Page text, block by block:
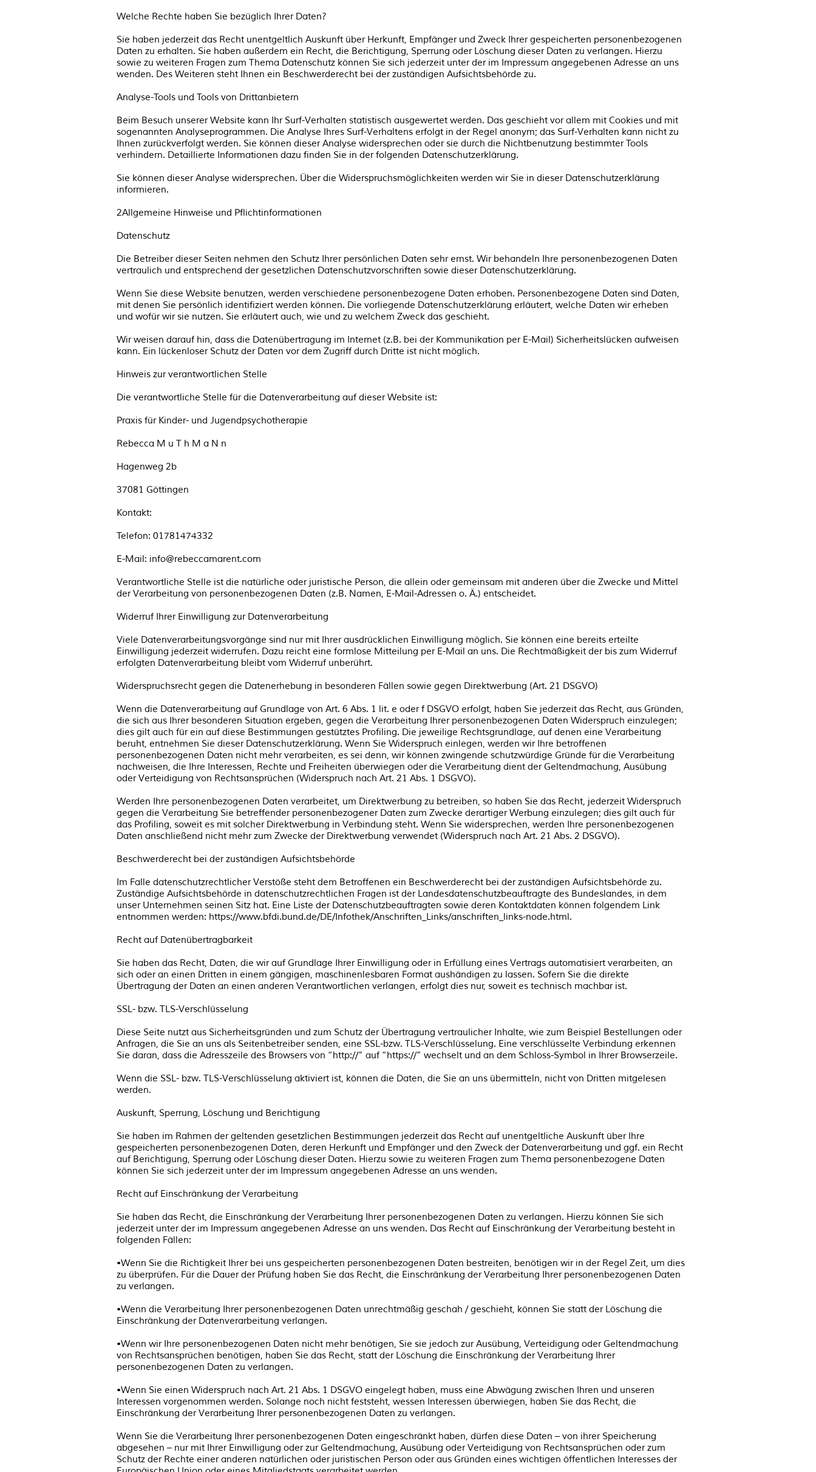
Welche Rechte haben Sie bezüglich Ihrer Daten?
Sie haben jederzeit das Recht unentgeltlich Auskunft über Herkunft, Empfänger und Zweck Ihrer gespeicherten personenbezogenen
Daten zu erhalten. Sie haben außerdem ein Recht, die Berichtigung, Sperrung oder Löschung dieser Daten zu verlangen. Hierzu
sowie zu weiteren Fragen zum Thema Datenschutz können Sie sich jederzeit unter der im Impressum angegebenen Adresse an uns
wenden. Des Weiteren steht Ihnen ein Beschwerderecht bei der zuständigen Aufsichtsbehörde zu.
Analyse-Tools und Tools von Drittanbietern
Beim Besuch unserer Website kann Ihr Surf-Verhalten statistisch ausgewertet werden. Das geschieht vor allem mit Cookies und mit
sogenannten Analyseprogrammen. Die Analyse Ihres Surf-Verhaltens erfolgt in der Regel anonym; das Surf-Verhalten kann nicht zu
Ihnen zurückverfolgt werden. Sie können dieser Analyse widersprechen oder sie durch die Nichtbenutzung bestimmter Tools
verhindern. Detaillierte Informationen dazu finden Sie in der folgenden Datenschutzerklärung.
Sie können dieser Analyse widersprechen. Über die Widerspruchsmöglichkeiten werden wir Sie in dieser Datenschutzerklärung
informieren.
2Allgemeine Hinweise und Pflichtinformationen
Datenschutz
Die Betreiber dieser Seiten nehmen den Schutz Ihrer persönlichen Daten sehr ernst. Wir behandeln Ihre personenbezogenen Daten
vertraulich und entsprechend der gesetzlichen Datenschutzvorschriften sowie dieser Datenschutzerklärung.
Wenn Sie diese Website benutzen, werden verschiedene personenbezogene Daten erhoben. Personenbezogene Daten sind Daten,
mit denen Sie persönlich identifiziert werden können. Die vorliegende Datenschutzerklärung erläutert, welche Daten wir erheben
und wofür wir sie nutzen. Sie erläutert auch, wie und zu welchem Zweck das geschieht.
Wir weisen darauf hin, dass die Datenübertragung im Internet (z.B. bei der Kommunikation per E-Mail) Sicherheitslücken aufweisen
kann. Ein lückenloser Schutz der Daten vor dem Zugriff durch Dritte ist nicht möglich.
Hinweis zur verantwortlichen Stelle
Die verantwortliche Stelle für die Datenverarbeitung auf dieser Website ist:
Praxis für Kinder- und Jugendpsychotherapie
Rebecca M u T h M a N n
Hagenweg 2b
37081 Göttingen
Kontakt:
Telefon: 01781474332
E-Mail: info@rebeccamarent.com
Verantwortliche Stelle ist die natürliche oder juristische Person, die allein oder gemeinsam mit anderen über die Zwecke und Mittel
der Verarbeitung von personenbezogenen Daten (z.B. Namen, E-Mail-Adressen o. Ä.) entscheidet.
Widerruf Ihrer Einwilligung zur Datenverarbeitung
Viele Datenverarbeitungsvorgänge sind nur mit Ihrer ausdrücklichen Einwilligung möglich. Sie können eine bereits erteilte
Einwilligung jederzeit widerrufen. Dazu reicht eine formlose Mitteilung per E-Mail an uns. Die Rechtmäßigkeit der bis zum Widerruf
erfolgten Datenverarbeitung bleibt vom Widerruf unberührt.
Widerspruchsrecht gegen die Datenerhebung in besonderen Fällen sowie gegen Direktwerbung (Art. 21 DSGVO)
Wenn die Datenverarbeitung auf Grundlage von Art. 6 Abs. 1 lit. e oder f DSGVO erfolgt, haben Sie jederzeit das Recht, aus Gründen,
die sich aus Ihrer besonderen Situation ergeben, gegen die Verarbeitung Ihrer personenbezogenen Daten Widerspruch einzulegen;
dies gilt auch für ein auf diese Bestimmungen gestütztes Profiling. Die jeweilige Rechtsgrundlage, auf denen eine Verarbeitung
beruht, entnehmen Sie dieser Datenschutzerklärung. Wenn Sie Widerspruch einlegen, werden wir Ihre betroffenen
personenbezogenen Daten nicht mehr verarbeiten, es sei denn, wir können zwingende schutzwürdige Gründe für die Verarbeitung
nachweisen, die Ihre Interessen, Rechte und Freiheiten überwiegen oder die Verarbeitung dient der Geltendmachung, Ausübung
oder Verteidigung von Rechtsansprüchen (Widerspruch nach Art. 21 Abs. 1 DSGVO).
Werden Ihre personenbezogenen Daten verarbeitet, um Direktwerbung zu betreiben, so haben Sie das Recht, jederzeit Widerspruch
gegen die Verarbeitung Sie betreffender personenbezogener Daten zum Zwecke derartiger Werbung einzulegen; dies gilt auch für
das Profiling, soweit es mit solcher Direktwerbung in Verbindung steht. Wenn Sie widersprechen, werden Ihre personenbezogenen
Daten anschließend nicht mehr zum Zwecke der Direktwerbung verwendet (Widerspruch nach Art. 21 Abs. 2 DSGVO).
Beschwerderecht bei der zuständigen Aufsichtsbehörde
Im Falle datenschutzrechtlicher Verstöße steht dem Betroffenen ein Beschwerderecht bei der zuständigen Aufsichtsbehörde zu.
Zuständige Aufsichtsbehörde in datenschutzrechtlichen Fragen ist der Landesdatenschutzbeauftragte des Bundeslandes, in dem
unser Unternehmen seinen Sitz hat. Eine Liste der Datenschutzbeauftragten sowie deren Kontaktdaten können folgendem Link
entnommen werden: https://www.bfdi.bund.de/DE/Infothek/Anschriften_Links/anschriften_links-node.html.
Recht auf Datenübertragbarkeit
Sie haben das Recht, Daten, die wir auf Grundlage Ihrer Einwilligung oder in Erfüllung eines Vertrags automatisiert verarbeiten, an
sich oder an einen Dritten in einem gängigen, maschinenlesbaren Format aushändigen zu lassen. Sofern Sie die direkte
Übertragung der Daten an einen anderen Verantwortlichen verlangen, erfolgt dies nur, soweit es technisch machbar ist.
SSL- bzw. TLS-Verschlüsselung
Diese Seite nutzt aus Sicherheitsgründen und zum Schutz der Übertragung vertraulicher Inhalte, wie zum Beispiel Bestellungen oder
Anfragen, die Sie an uns als Seitenbetreiber senden, eine SSL-bzw. TLS-Verschlüsselung. Eine verschlüsselte Verbindung erkennen
Sie daran, dass die Adresszeile des Browsers von “http://” auf “https://” wechselt und an dem Schloss-Symbol in Ihrer Browserzeile.
Wenn die SSL- bzw. TLS-Verschlüsselung aktiviert ist, können die Daten, die Sie an uns übermitteln, nicht von Dritten mitgelesen
werden.
Auskunft, Sperrung, Löschung und Berichtigung
Sie haben im Rahmen der geltenden gesetzlichen Bestimmungen jederzeit das Recht auf unentgeltliche Auskunft über Ihre
gespeicherten personenbezogenen Daten, deren Herkunft und Empfänger und den Zweck der Datenverarbeitung und ggf. ein Recht
auf Berichtigung, Sperrung oder Löschung dieser Daten. Hierzu sowie zu weiteren Fragen zum Thema personenbezogene Daten
können Sie sich jederzeit unter der im Impressum angegebenen Adresse an uns wenden.
Recht auf Einschränkung der Verarbeitung
Sie haben das Recht, die Einschränkung der Verarbeitung Ihrer personenbezogenen Daten zu verlangen. Hierzu können Sie sich
jederzeit unter der im Impressum angegebenen Adresse an uns wenden. Das Recht auf Einschränkung der Verarbeitung besteht in
folgenden Fällen:
•Wenn Sie die Richtigkeit Ihrer bei uns gespeicherten personenbezogenen Daten bestreiten, benötigen wir in der Regel Zeit, um dies
zu überprüfen. Für die Dauer der Prüfung haben Sie das Recht, die Einschränkung der Verarbeitung Ihrer personenbezogenen Daten
zu verlangen.
•Wenn die Verarbeitung Ihrer personenbezogenen Daten unrechtmäßig geschah / geschieht, können Sie statt der Löschung die
Einschränkung der Datenverarbeitung verlangen.
•Wenn wir Ihre personenbezogenen Daten nicht mehr benötigen, Sie sie jedoch zur Ausübung, Verteidigung oder Geltendmachung
von Rechtsansprüchen benötigen, haben Sie das Recht, statt der Löschung die Einschränkung der Verarbeitung Ihrer
personenbezogenen Daten zu verlangen.
•Wenn Sie einen Widerspruch nach Art. 21 Abs. 1 DSGVO eingelegt haben, muss eine Abwägung zwischen Ihren und unseren
Interessen vorgenommen werden. Solange noch nicht feststeht, wessen Interessen überwiegen, haben Sie das Recht, die
Einschränkung der Verarbeitung Ihrer personenbezogenen Daten zu verlangen.
Wenn Sie die Verarbeitung Ihrer personenbezogenen Daten eingeschränkt haben, dürfen diese Daten – von ihrer Speicherung
abgesehen – nur mit Ihrer Einwilligung oder zur Geltendmachung, Ausübung oder Verteidigung von Rechtsansprüchen oder zum
Schutz der Rechte einer anderen natürlichen oder juristischen Person oder aus Gründen eines wichtigen öffentlichen Interesses der